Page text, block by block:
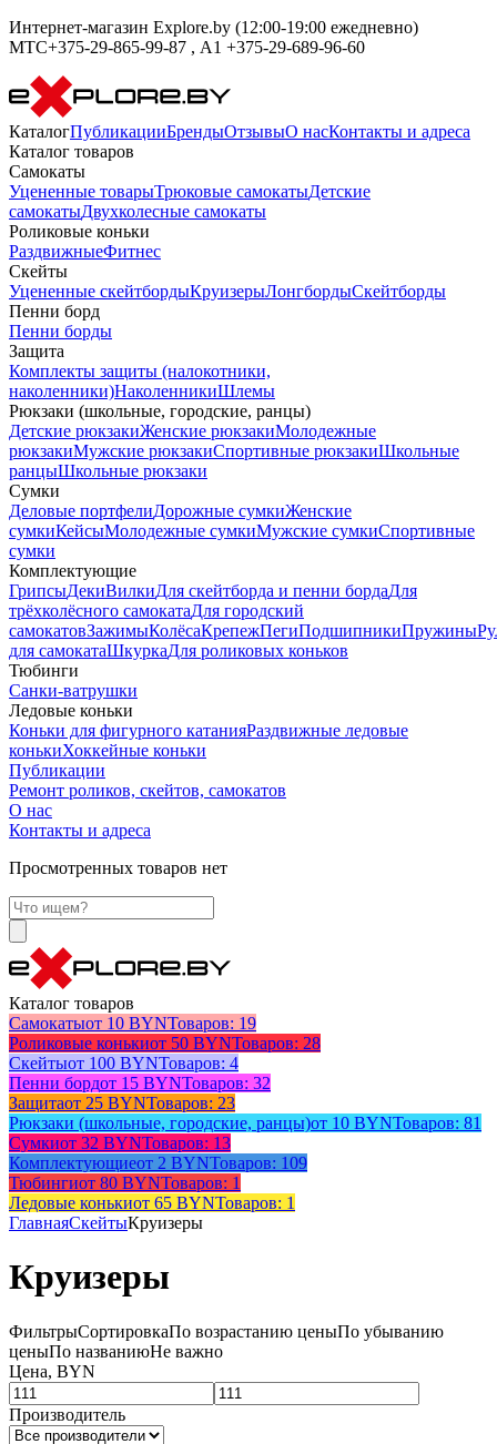
Интернет-магазин Explore.by (12:00-19:00 ежедневно)
МТС+375-29-865-99-87 , А1 +375-29-689-96-60
КаталогПубликацииБрендыОтзывыО насКонтакты и адреса
Каталог товаров
Самокаты
Уцененные товарыТрюковые самокатыДетские
самокатыДвухколесные самокаты
Роликовые коньки
РаздвижныеФитнес
Скейты
Уцененные скейтбордыКруизерыЛонгбордыСкейтборды
Пенни борд
Пенни борды
Защита
Комплекты защиты (налокотники,
наколенники)НаколенникиШлемы
Рюкзаки (школьные, городские, ранцы)
Детские рюкзакиЖенские рюкзакиМолодежные
рюкзакиМужские рюкзакиСпортивные рюкзакиШкольные
ранцыШкольные рюкзаки
Сумки
Деловые портфелиДорожные сумкиЖенские
сумкиКейсыМолодежные сумкиМужские сумкиСпортивные
сумки
Комплектующие
ГрипсыДекиВилкиДля скейтборда и пенни бордаДля
трёхколёсного самокатаДля городский
самокатовЗажимыКолёсаКрепежПегиПодшипникиПружины
для самокатаШкуркаДля роликовых коньков
Тюбинги
Санки-ватрушки
Ледовые коньки
Коньки для фигурного катанияРаздвижные ледовые
конькиХоккейные коньки
Публикации
Ремонт роликов, скейтов, самокатов
О нас
Контакты и адреса
Просмотренных товаров нет
Каталог товаров
Самокатыот 10 BYNТоваров: 19
Роликовые конькиот 50 BYNТоваров: 28
Скейтыот 100 BYNТоваров: 4
Пенни бордот 15 BYNТоваров: 32
Защитаот 25 BYNТоваров: 23
Рюкзаки (школьные, городские, ранцы)от 10 BYNТоваров: 81
Сумкиот 32 BYNТоваров: 13
Комплектующиеот 2 BYNТоваров: 109
Тюбингиот 80 BYNТоваров: 1
Ледовые конькиот 65 BYNТоваров: 1
ГлавнаяСкейтыКруизеры
Круизеры
ФильтрыСортировкаПо возрастанию ценыПо убыванию
ценыПо названиюНе важно
Цена, BYN
Производитель